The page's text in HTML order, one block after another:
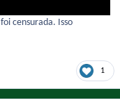
censurada. Isso
1